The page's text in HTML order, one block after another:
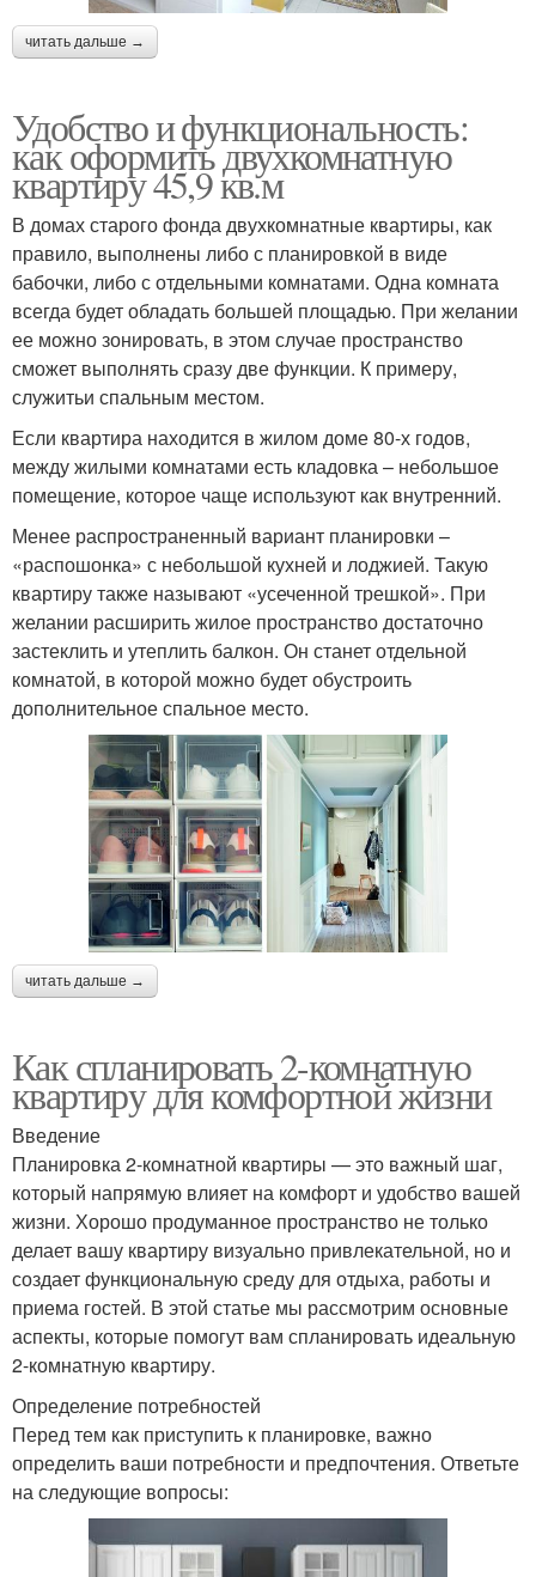
читать дальше →
Удобство и функциональность:
как оформить двухкомнатную
квартиру 45,9 кв.м
В домах старого фонда двухкомнатные квартиры, как
правило, выполнены либо с планировкой в виде
бабочки, либо с отдельными комнатами. Одна комната
всегда будет обладать большей площадью. При желании
ее можно зонировать, в этом случае пространство
сможет выполнять сразу две функции. К примеру,
служитьи спальным местом.
Если квартира находится в жилом доме 80-х годов,
между жилыми комнатами есть кладовка – небольшое
помещение, которое чаще используют как внутренний.
Менее распространенный вариант планировки –
«распошонка» с небольшой кухней и лоджией. Такую
квартиру также называют «усеченной трешкой». При
желании расширить жилое пространство достаточно
застеклить и утеплить балкон. Он станет отдельной
комнатой, в которой можно будет обустроить
дополнительное спальное место.
читать дальше →
Как спланировать 2-комнатную
квартиру для комфортной жизни
Введение
Планировка 2-комнатной квартиры — это важный шаг,
который напрямую влияет на комфорт и удобство вашей
жизни. Хорошо продуманное пространство не только
делает вашу квартиру визуально привлекательной, но и
создает функциональную среду для отдыха, работы и
приема гостей. В этой статье мы рассмотрим основные
аспекты, которые помогут вам спланировать идеальную
2-комнатную квартиру.
Определение потребностей
Перед тем как приступить к планировке, важно
определить ваши потребности и предпочтения. Ответьте
на следующие вопросы: